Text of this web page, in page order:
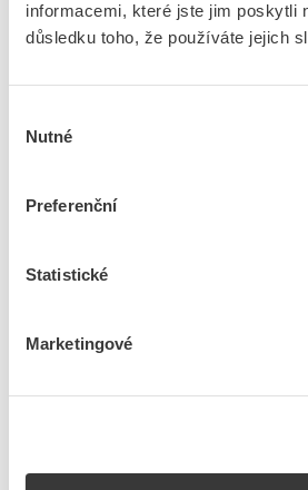
informacemi, které jste jim poskytli
důsledku toho, že používáte jejich
souhlasu
Nutné
Preferenční
Statistické
Marketingové
Typ krytu
Dveře
Stupeň krytí (IP)
IP40
GPSR Details
Adresa: Průmyslová 2084, 594 01 Velké
https://www.scame.cz/